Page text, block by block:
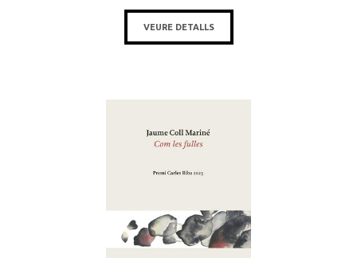
VEURE DETALLS